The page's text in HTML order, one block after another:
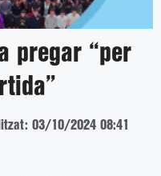
pregar “per
03/10/2024 08:41